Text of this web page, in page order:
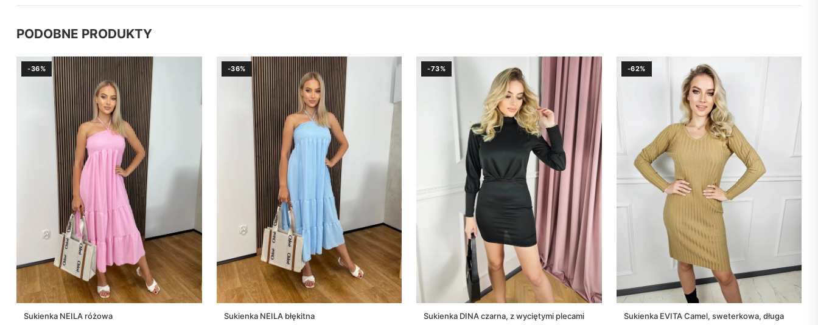
PODOBNE PRODUKTY
-36%
Sukienka NEILA różowa
-36%
Sukienka NEILA błękitna
-73%
Sukienka DINA czarna, z wyciętymi plecami
-62%
Sukienka EVITA Camel, sweterkowa, długa